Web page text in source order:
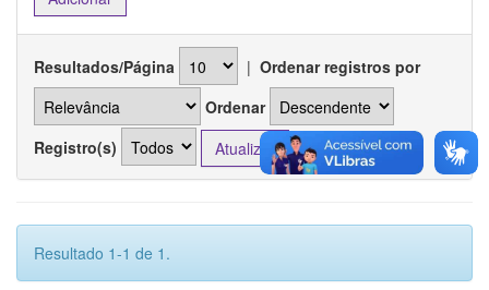
Resultados/Página | Ordenar registros por
Ordenar
Registro(s)
Resultado 1-1 de 1.